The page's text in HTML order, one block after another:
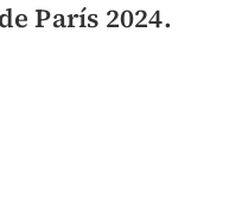
París 2024.